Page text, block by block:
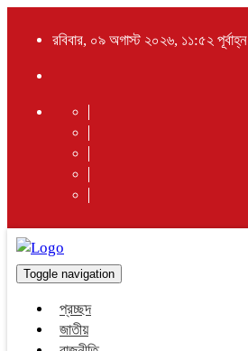
রবিবার, ০৯ অগাস্ট ২০২৬, ১১:৫২ পূর্বাহ্ন
Toggle navigation
প্রচ্ছদ
জাতীয়